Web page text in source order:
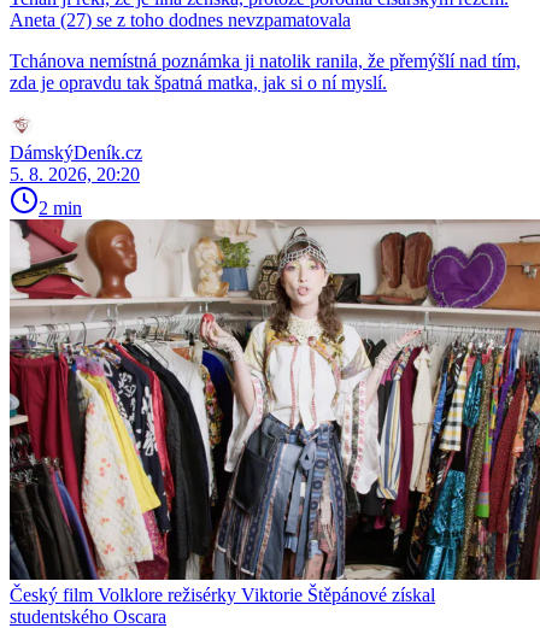
Aneta (27) se z toho dodnes nevzpamatovala
Tchánova nemístná poznámka ji natolik ranila, že přemýšlí nad tím,
zda je opravdu tak špatná matka, jak si o ní myslí.
DámskýDeník.cz
5. 8. 2026, 20:20
2 min
Český film Volklore režisérky Viktorie Štěpánové získal
studentského Oscara